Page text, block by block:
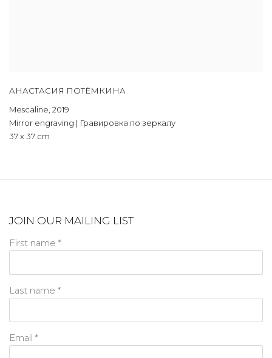
АНАСТАСИЯ ПОТЁМКИНА
Mescaline 2019
Mirror engraving | Гравировка по зеркалу
37 x 37 cm
JOIN OUR MAILING LIST
First name *
Last name *
Email *